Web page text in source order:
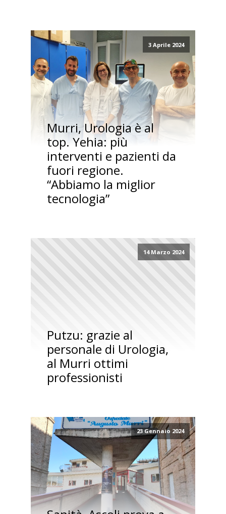
3 Aprile 2024
Murri, Urologia è al
top. Yehia: più
interventi e pazienti da
fuori regione.
“Abbiamo la miglior
tecnologia”
14 Marzo 2024
Putzu: grazie al
personale di Urologia,
al Murri ottimi
professionisti
23 Gennaio 2024